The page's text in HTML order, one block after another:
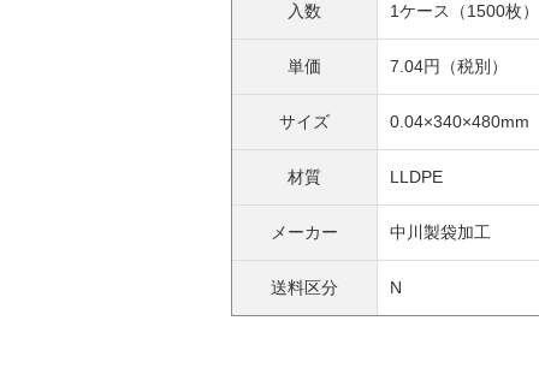
入数 1ケース（1500枚）
単価 7.04円（税別）
サイズ 0.04×340×480mm
材質 LLDPE
メーカー 中川製袋加工
送料区分 N